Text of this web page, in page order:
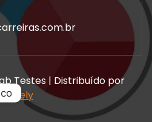
Testes | Distribuído por
Storely